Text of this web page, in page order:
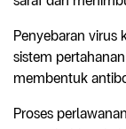
Penyebaran virus
sistem
membentuk
Proses